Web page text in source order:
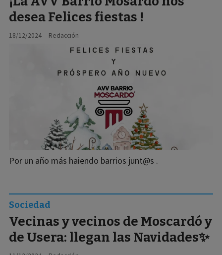
desea Felices fiestas !
Redacción
18/12/2024
Por un año más haiendo barrios junt@s .
Vecinas y vecinos de Moscardó y
de Usera: llegan las Navidades✨
Sociedad